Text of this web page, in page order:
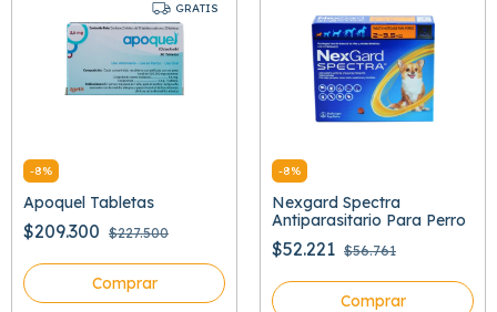
GRATIS
-8%
Apoquel Tabletas
$209.300 $227.500
Comprar
-8%
Nexgard Spectra
Antiparasitario Para Perro
$52.221 $56.761
Comprar